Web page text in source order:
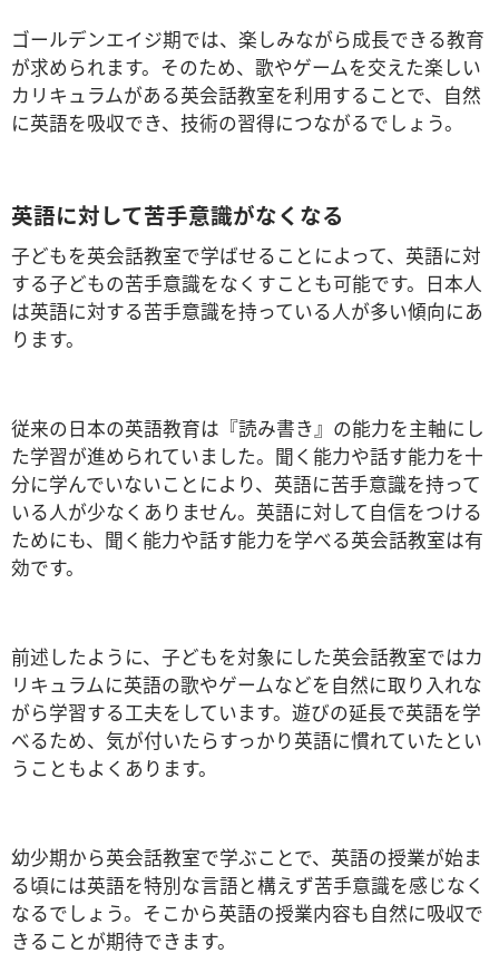
ゴールデンエイジ期では、楽しみながら成長できる教育
が求められます。そのため、歌やゲームを交えた楽しい
カリキュラムがある英会話教室を利用することで、自然
に英語を吸収でき、技術の習得につながるでしょう。
英語に対して苦手意識がなくなる
子どもを英会話教室で学ばせることによって、英語に対
する子どもの苦手意識をなくすことも可能です。日本人
は英語に対する苦手意識を持っている人が多い傾向にあ
ります。
従来の日本の英語教育は『読み書き』の能力を主軸にし
た学習が進められていました。聞く能力や話す能力を十
分に学んでいないことにより、英語に苦手意識を持って
いる人が少なくありません。 英語に対して自信をつける
ためにも、聞く能力や話す能力を学べる英会話教室は有
効です。
前述したように、 子どもを対象にした英会話教室ではカ
リキュラムに英語の歌やゲームなどを自然に取り入れな
がら学習する工夫をしています。遊びの延長で英語を学
べるため、気が付いたらすっかり英語に慣れていたとい
うこともよくあります。
幼少期から英会話教室で学ぶことで、英語の授業が始ま
る頃には英語を特別な言語と構えず苦手意識を感じなく
なるでしょう。そこから英語の授業内容も自然に吸収で
きることが期待できます。